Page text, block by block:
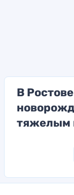
В
тяжелым